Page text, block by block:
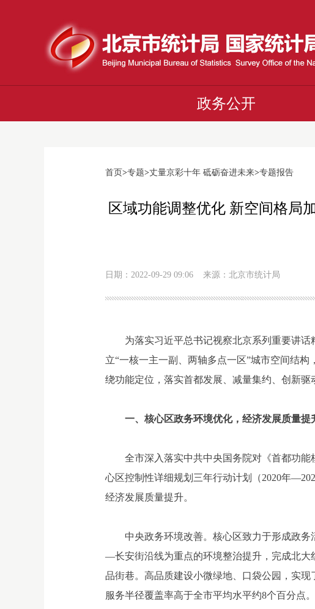
政务公开
首页>专题>丈量京彩十年 砥砺奋进未来>专题报告
区域功能调整优化 新空间格
日期：2022-09-29 09:06 来源：北京市统计局
为落实习近平总书记视察北京系列重要讲
立“一核一主一副、两轴多点一区”城市空间结构
绕功能定位，落实首都发展、减量集约、创新
一、核心区政务环境优化，经济发展质量提
全市深入落实中共中央国务院对《首都功
心区控制性详细规划三年行动计划（2020年
经济发展质量提升。
中央政务环境改善。核心区致力于形成政
—长安街沿线为重点的环境整治提升，完成北大
品街巷。高品质建设小微绿地、口袋公园，实
服务半径覆盖率高于全市平均水平约8个百分点。